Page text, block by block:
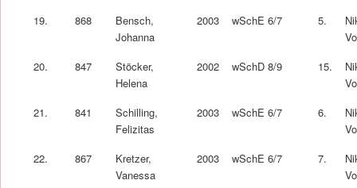
19.
868
Bensch,
Johanna
2003 wSchE 6/7 5.
20.
847
Stöcker,
Helena
2002 wSchD 8/9 15.
21.
841
Schilling,
Felizitas
2003 wSchE 6/7 6.
22.
867
Kretzer,
Vanessa
2003 wSchE 6/7 7.